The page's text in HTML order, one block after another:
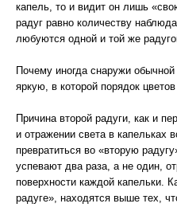
капель, то и видит он лишь
радуг равно количеству
любуются одной и той же
Почему иногда снаружи
яркую, в которой порядок
Причина второй радуги, как и
и отражении света в капельках
превратиться во «вторую
успевают два раза, а не один,
поверхности каждой капельки.
радуге», находятся выше тех,